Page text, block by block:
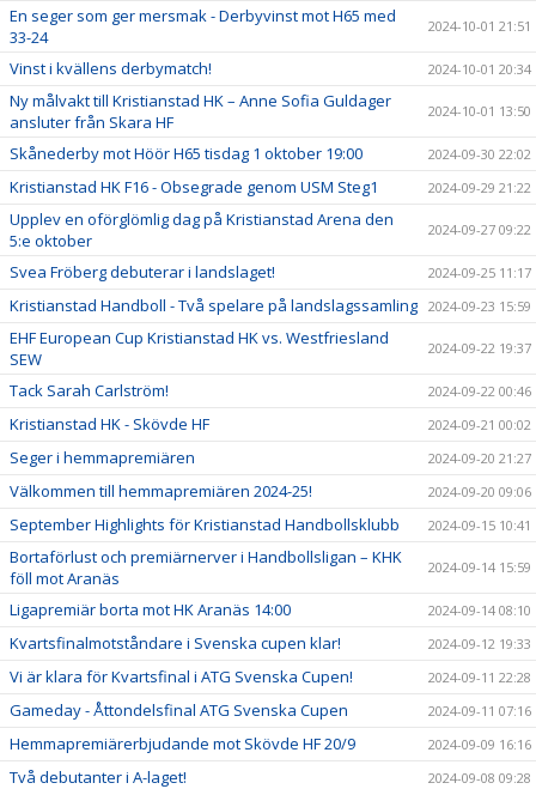
En seger som ger mersmak - Derbyvinst mot H65 med
33-24
2024-10-01 21:51
Vinst i kvällens derbymatch! 2024-10-01 20:34
Ny målvakt till Kristianstad HK – Anne Sofia Guldager
ansluter från Skara HF
2024-10-01 13:50
Skånederby mot Höör H65 tisdag 1 oktober 19:00 2024-09-30 22:02
Kristianstad HK F16 - Obsegrade genom USM Steg1 2024-09-29 21:22
Upplev en oförglömlig dag på Kristianstad Arena den
5:e oktober
2024-09-27 09:22
Svea Fröberg debuterar i landslaget! 2024-09-25 11:17
Kristianstad Handboll - Två spelare på landslagssamling 2024-09-23 15:59
EHF European Cup Kristianstad HK vs. Westfriesland
SEW
2024-09-22 19:37
Tack Sarah Carlström! 2024-09-22 00:46
Kristianstad HK - Skövde HF 2024-09-21 00:02
Seger i hemmapremiären 2024-09-20 21:27
Välkommen till hemmapremiären 2024-25! 2024-09-20 09:06
September Highlights för Kristianstad Handbollsklubb 2024-09-15 10:41
Bortaförlust och premiärnerver i Handbollsligan – KHK
föll mot Aranäs
2024-09-14 15:59
Ligapremiär borta mot HK Aranäs 14:00 2024-09-14 08:10
Kvartsfinalmotståndare i Svenska cupen klar! 2024-09-12 19:33
Vi är klara för Kvartsfinal i ATG Svenska Cupen! 2024-09-11 22:28
Gameday - Åttondelsfinal ATG Svenska Cupen 2024-09-11 07:16
Hemmapremiärerbjudande mot Skövde HF 20/9 2024-09-09 16:16
Två debutanter i A-laget! 2024-09-08 09:28